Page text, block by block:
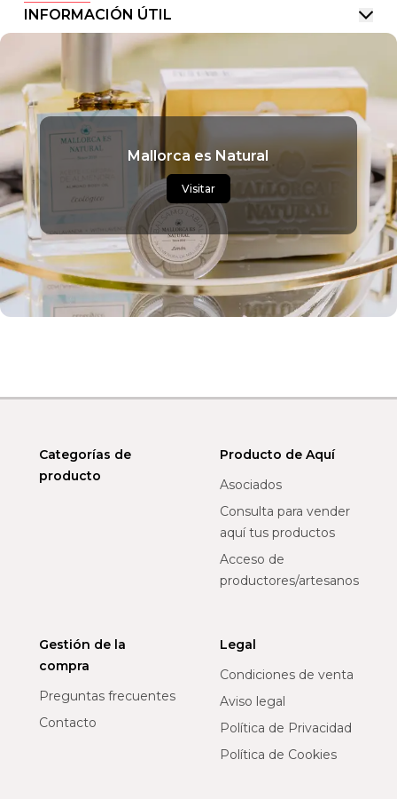
INFORMACIÓN ÚTIL
Mallorca es Natural
Visitar
Categorías de
producto
Producto de Aquí
Asociados
Consulta para vender
aquí tus productos
Acceso de
productores/artesanos
Gestión de la
compra
Preguntas frecuentes
Contacto
Legal
Condiciones de venta
Aviso legal
Política de Privacidad
Política de Cookies